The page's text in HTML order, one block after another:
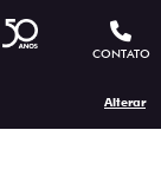
CONTATO
Alterar